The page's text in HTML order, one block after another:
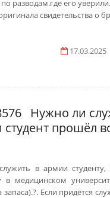
разводам.где его
свидетельства о
17.03.2025
Нужно ли
студент прошёл
в армии
в медицинском
запаса).?. Если придётся